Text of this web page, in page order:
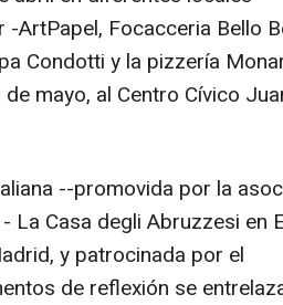
ArtPapel, Focacceria Bello
Condotti y la pizzería
mayo, al Centro Cívico
--promovida por la
La Casa degli Abruzzesi en
y patrocinada por el
de reflexión se